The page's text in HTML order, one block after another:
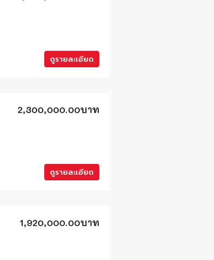
ดูรายละเอียด
2,300,000.00บาท
ดูรายละเอียด
1,920,000.00บาท